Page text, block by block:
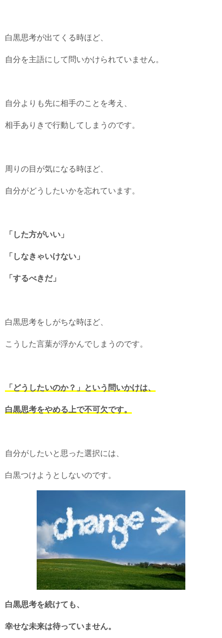
白黒思考が出てくる時ほど、
自分を主語にして問いかけられていません。
自分よりも先に相手のことを考え、
相手ありきで行動してしまうのです。
周りの目が気になる時ほど、
自分がどうしたいかを忘れています。
「した方がいい」
「しなきゃいけない」
「するべきだ」
白黒思考をしがちな時ほど、
こうした言葉が浮かんでしまうのです。
「どうしたいのか？」という問いかけは、
白黒思考をやめる上で不可欠です。
自分がしたいと思った選択には、
白黒つけようとしないのです。
白黒思考を続けても、
幸せな未来は待っていません。